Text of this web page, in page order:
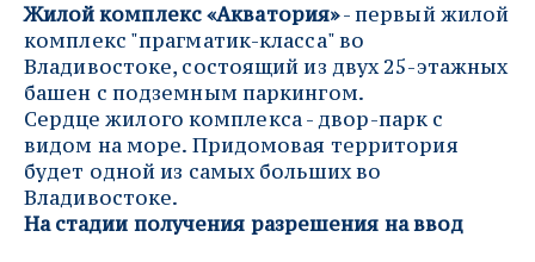
Жилой комплекс «Акватория» - первый жилой
комплекс "прагматик-класса" во
Владивостоке, состоящий из двух 25-этажных
башен с подземным паркингом.
Сердце жилого комплекса - двор-парк с
видом на море. Придомовая территория
будет одной из самых больших во
Владивостоке.
На стадии получения разрешения на ввод